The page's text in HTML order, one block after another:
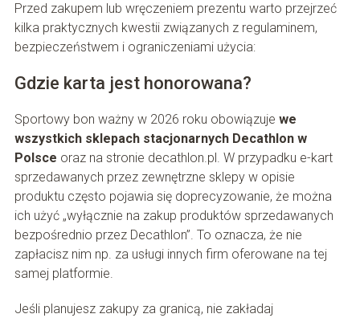
Przed zakupem lub wręczeniem prezentu warto przejrzeć
kilka praktycznych kwestii związanych z regulaminem,
bezpieczeństwem i ograniczeniami użycia:
Gdzie karta jest honorowana?
Sportowy bon ważny w 2026 roku obowiązuje we
wszystkich sklepach stacjonarnych Decathlon w
Polsce oraz na stronie decathlon.pl. W przypadku e-kart
sprzedawanych przez zewnętrzne sklepy w opisie
produktu często pojawia się doprecyzowanie, że można
ich użyć „wyłącznie na zakup produktów sprzedawanych
bezpośrednio przez Decathlon”. To oznacza, że nie
zapłacisz nim np. za usługi innych firm oferowane na tej
samej platformie.
Jeśli planujesz zakupy za granicą, nie zakładaj